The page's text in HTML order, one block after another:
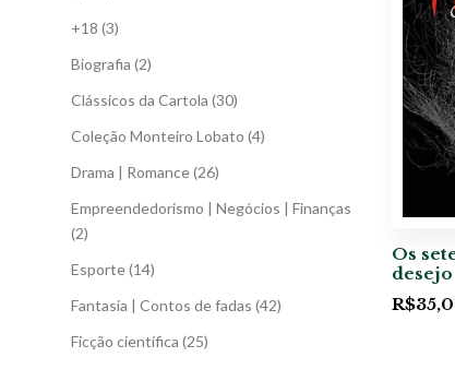
+18 (3)
Biografia (2)
Clássicos da Cartola (30)
Coleção Monteiro Lobato (4)
Drama | Romance(26)
Empreendedorismo | Negócios | Finanças
(2)
Esporte(14)
Fantasia | Contos de fadas (42)
Ficção científica (25)
Os
desejo
R$